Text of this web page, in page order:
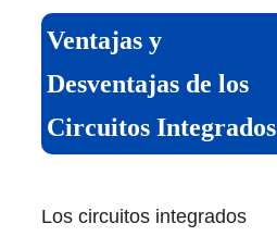
Ventajas y
Desventajas de los
Circuitos Integrados
Los circuitos integrados